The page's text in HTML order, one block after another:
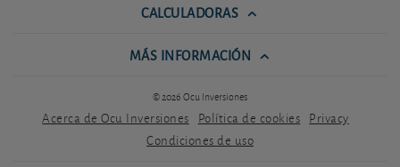
CALCULADORAS
MÁS INFORMACIÓN
© 2026 Ocu Inversiones
Acerca de Ocu Inversiones Política de cookies Privacy
Condiciones de uso